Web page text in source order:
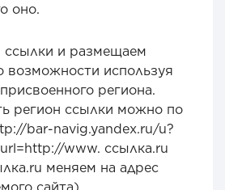
оно.
ссылки и размещаем
возможности используя
региона.
регион ссылки можно по
bar-navig.yandex.ru/u?
www. ссылка.ru
меняем на адрес